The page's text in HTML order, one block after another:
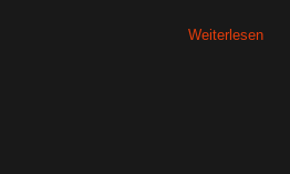
Weiterlesen